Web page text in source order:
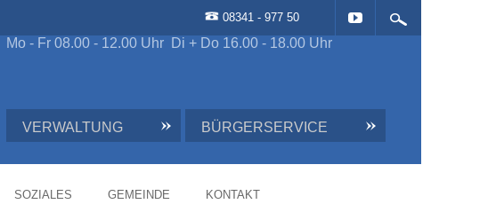
08341 - 977 50
Mo - Fr 08.00 - 12.00 Uhr Di + Do 16.00 - 18.00 Uhr
VERWALTUNG BÜRGERSERVICE
SOZIALES GEMEINDE KONTAKT